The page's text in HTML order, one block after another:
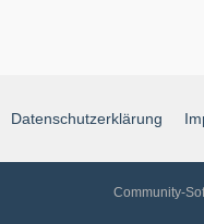
Datenschutzerklärung
Community-